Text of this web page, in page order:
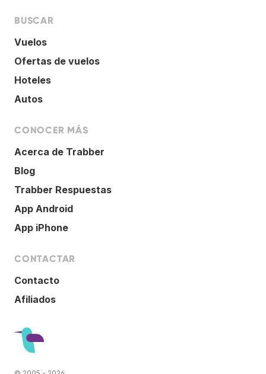
BUSCAR
Vuelos
Ofertas de vuelos
Hoteles
Autos
CONOCER MÁS
Acerca de Trabber
Blog
Trabber Respuestas
App Android
App iPhone
CONTACTAR
Contacto
Afiliados